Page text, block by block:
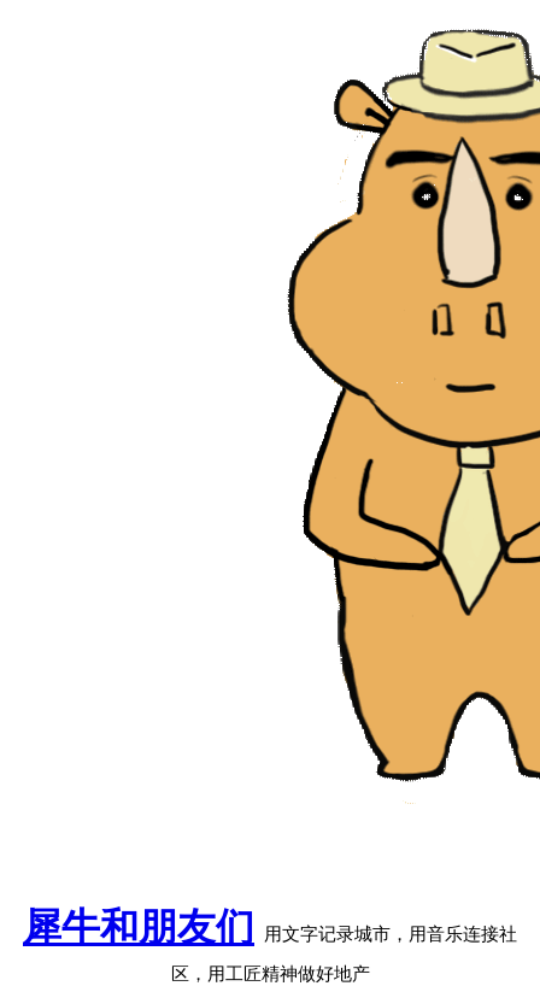
犀牛和朋友们 用文字记录城市，用音乐连接社
区，用工匠精神做好地产